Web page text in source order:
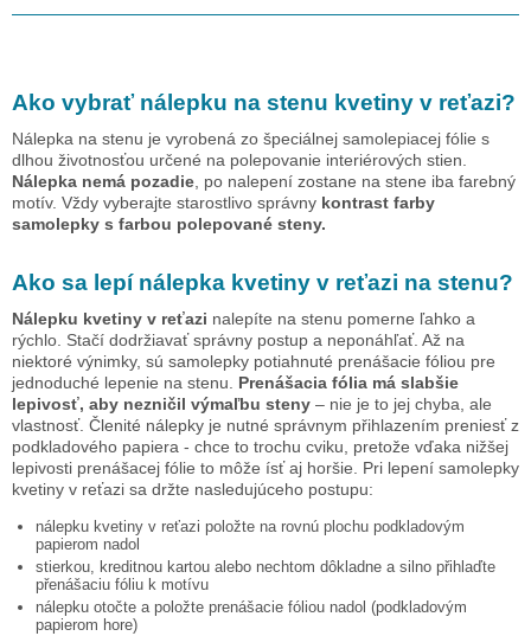
Ako vybrať nálepku na stenu kvetiny v reťazi?
Nálepka na stenu je vyrobená zo špeciálnej samolepiacej fólie s
dlhou životnosťou určené na polepovanie interiérových stien.
Nálepka nemá pozadie , po nalepení zostane na stene iba farebný
motív. Vždy vyberajte starostlivo správny kontrast farby
samolepky s farbou polepované steny.
Ako sa lepí nálepka kvetiny v reťazi na stenu?
Nálepku kvetiny v reťazi nalepíte na stenu pomerne ľahko a
rýchlo. Stačí dodržiavať správny postup a neponáhľať. Až na
niektoré výnimky, sú samolepky potiahnuté prenášacie fóliou pre
jednoduché lepenie na stenu. Prenášacia fólia má slabšie
lepivosť, aby nezničil výmaľbu steny – nie je to jej chyba, ale
vlastnosť. Členité nálepky je nutné správnym přihlazením preniesť z
podkladového papiera - chce to trochu cviku, pretože vďaka nižšej
lepivosti prenášacej fólie to môže ísť aj horšie. Pri lepení samolepky
kvetiny v reťazi sa držte nasledujúceho postupu:
nálepku kvetiny v reťazi položte na rovnú plochu podkladovým
papierom nadol
stierkou, kreditnou kartou alebo nechtom dôkladne a silno přihlaďte
přenášaciu fóliu k motívu
nálepku otočte a položte prenášacie fóliou nadol (podkladovým
papierom hore)